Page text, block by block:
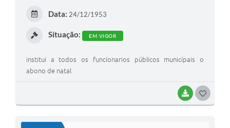
BAIXAR
Data: 24/12/1953
Situação: EM VIGOR
institui a todos os funcíonarios públicos municípais o
abono de natal